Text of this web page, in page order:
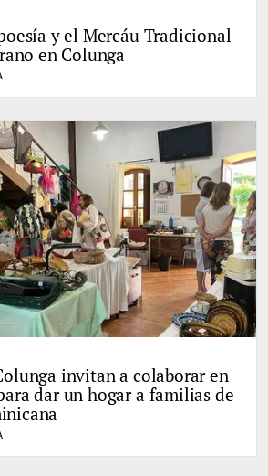
y el Mercáu Tradicional
en Colunga
invitan a colaborar en
dar un hogar a familias de